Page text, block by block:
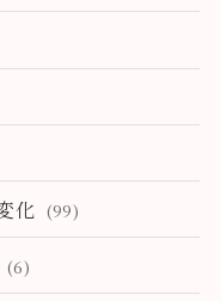
化 (99)
(6)